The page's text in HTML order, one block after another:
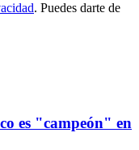
. Puedes darte de
es "campeón" en